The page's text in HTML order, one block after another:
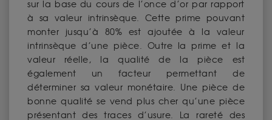
sur la base du cours de l’once d’or par rapport
à sa valeur intrinsèque. Cette prime pouvant
monter jusqu’à 80% est ajoutée à la valeur
intrinsèque d’une pièce. Outre la prime et la
valeur réelle, la qualité de la pièce est
également un facteur permettant de
déterminer sa valeur monétaire. Une pièce de
bonne qualité se vend plus cher qu’une pièce
présentant des traces d’usure. La rareté des